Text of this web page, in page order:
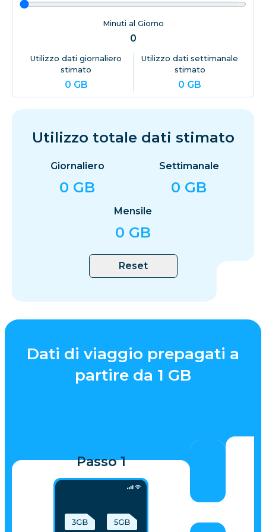
Minuti al Giorno
0
Utilizzo dati giornaliero
stimato
0 GB
Utilizzo dati settimanale
stimato
0 GB
Utilizzo totale dati stimato
Giornaliero
0 GB
Settimanale
0 GB
Mensile
0 GB
Reset
Dati di viaggio prepagati a
partire da 1 GB
Passo 1